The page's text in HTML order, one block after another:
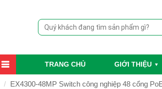
TRANG CHỦ GIỚI THIỆU
EX4300-48MP Switch công nghiệp 48 cổng